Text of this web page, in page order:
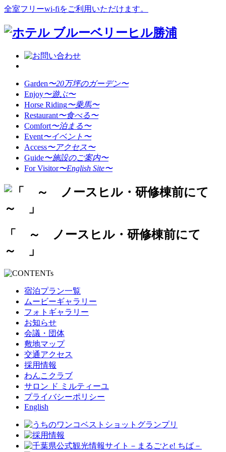
全室フリーwi-fiをご利用いただけます。
Garden〜20万坪のガーデン〜
Enjoy〜遊ぶ〜
Horse Riding〜乗馬〜
Restaurant〜食べる〜
Comfort〜泊まる〜
Event〜イベント〜
Access〜アクセス〜
Guide〜施設のご案内〜
For Visitor〜English Site〜
「 ～ ノースヒル・研修棟前にて
～ 」
宿泊プラン一覧
ムービーギャラリー
フォトギャラリー
お知らせ
会議・団体
敷地マップ
交通アクセス
採用情報
わんこクラブ
サロン ド ミルティーユ
プライバシーポリシー
English